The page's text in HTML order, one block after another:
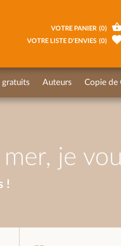
je
!
VOTRE PANIER (0)
VOTRE LISTE D’ENVIES (0)
gratuits Auteurs Copie de